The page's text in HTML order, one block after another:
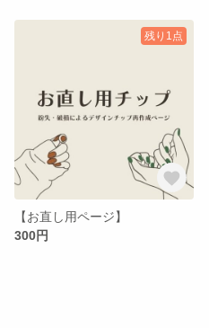
残り1点
【お直し用ページ】
300円